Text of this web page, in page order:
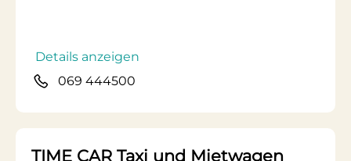
Details anzeigen
069 444500
TIME CAR Taxi und Mietwagen